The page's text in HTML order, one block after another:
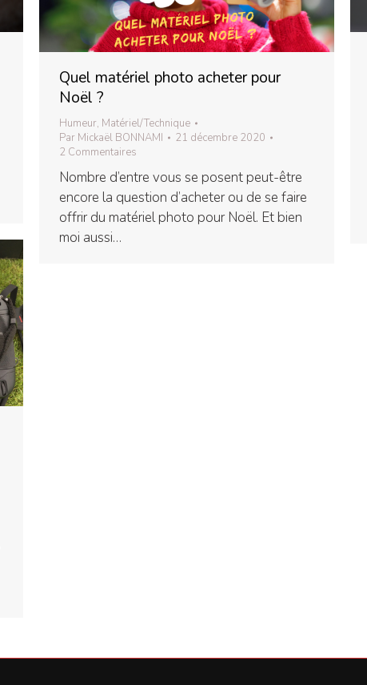
Quel matériel photo acheter pour
Noël ?
Humeur, Matériel/Technique
Par Mickaël BONNAMI
21 décembre 2020
2 Commentaires
Nombre d’entre vous se posent peut-être
encore la question d’acheter ou de se faire
offrir du matériel photo pour Noël. Et bien
moi aussi…